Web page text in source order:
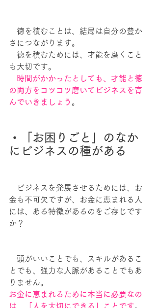
徳を積むことは、結局は自分の豊か
さにつながります。
徳を積むためには、才能を磨くこと
も大切です。
時間がかかったとしても、才能と徳
の両方をコツコツ磨いてビジネスを育
んでいきましょう 。
・「お困りごと」のなか
にビジネスの種がある
ビジネスを発展させるためには、お
金も不可欠ですが、お金に恵まれる人
には、ある特徴があるのをご存じです
か？
頭がいいことでも、スキルがあるこ
とでも、強力な人脈があることでもあ
りません。
お金に恵まれるために本当に必要なの
は、「人を大切にできる」ことです。